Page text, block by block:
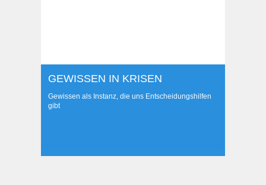
GEWISSEN IN KRISEN
Gewissen als Instanz, die uns Entscheidungshilfen
gibt